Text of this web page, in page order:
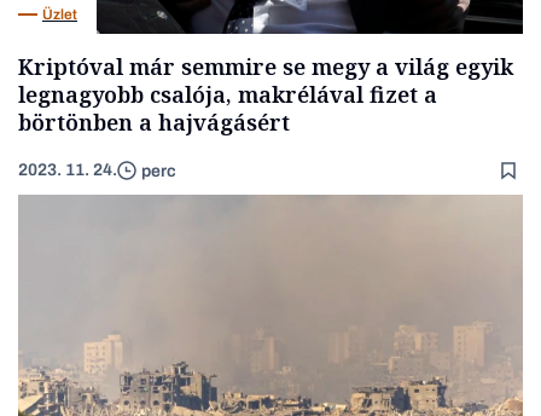
Üzlet
Kriptóval már semmire se megy a világ egyik
legnagyobb csalója, makrélával fizet a
börtönben a hajvágásért
2023. 11. 24. perc